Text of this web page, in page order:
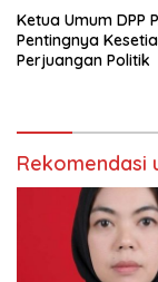
Ketua Umum DPP
Pentingnya
Perjuangan Politik
Rekomendasi